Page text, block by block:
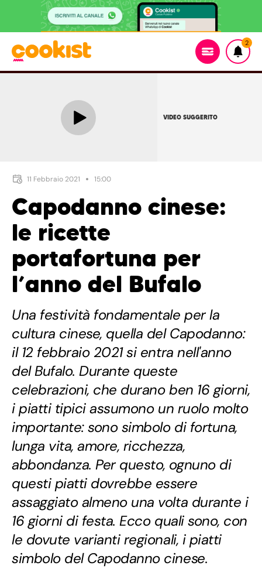
2
VIDEO SUGGERITO
11 Febbraio 2021 15:00
Capodanno cinese:
le ricette
portafortuna per
l’anno del Bufalo
Una festività fondamentale per la
cultura cinese, quella del Capodanno:
il 12 febbraio 2021 si entra nell'anno
del Bufalo. Durante queste
celebrazioni, che durano ben 16 giorni,
i piatti tipici assumono un ruolo molto
importante: sono simbolo di fortuna,
lunga vita, amore, ricchezza,
abbondanza. Per questo, ognuno di
questi piatti dovrebbe essere
assaggiato almeno una volta durante i
16 giorni di festa. Ecco quali sono, con
le dovute varianti regionali, i piatti
simbolo del Capodanno cinese.